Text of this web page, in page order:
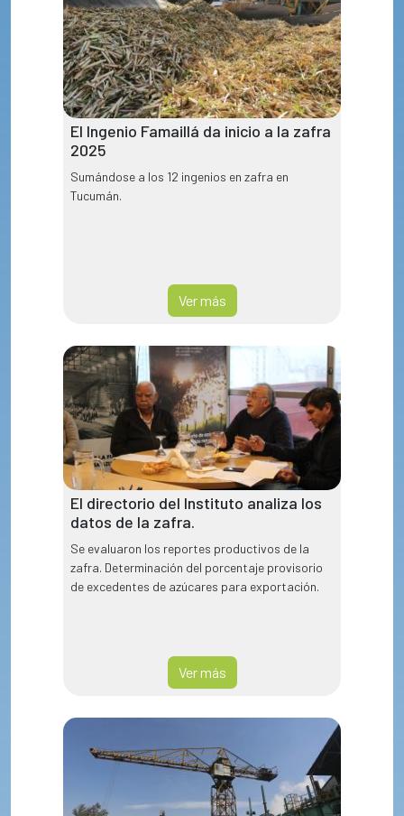
El Ingenio Famaillá da inicio a la zafra
2025
Sumándose a los 12 ingenios en zafra en
Tucumán.
Ver más
El directorio del Instituto analiza los
datos de la zafra.
Se evaluaron los reportes productivos de la
zafra. Determinación del porcentaje provisorio
de excedentes de azúcares para exportación.
Ver más